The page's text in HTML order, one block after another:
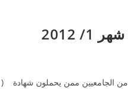
هندسة,بكالوريوس,دبلوم اعلان التجنيد في الدفاع المدني شهر 1/ 2012
من الجامعيين ممن يحملون شهادة (